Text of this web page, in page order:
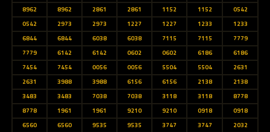
8962
8962 2861 2861 1152 1152
0542
0542
2973 2973 1227 1227 1233
1233
6844
6844 6038 6038 7115 7115
7779
7779
6142 6142 0602 0602 6186
6186
7454
7454 0056 0056 5504 5504
2631
2631
3988 3988 6156 6156 2138
2138
3483
3483 7038 7038 3118 3118
8778
8778
1961 1961 9210 9210 0918
0918
6560
6560 9535 9535 3747 3747
2032